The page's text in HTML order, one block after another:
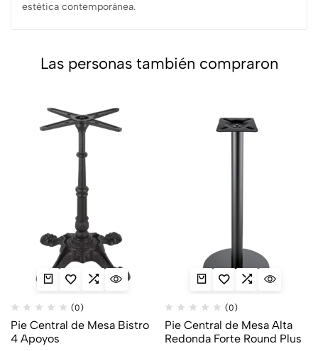
estética contemporánea.
Las personas también compraron
(0)
Pie Central de Mesa Bistro
4 Apoyos
(0)
Pie Central de Mesa Alta
Redonda Forte Round Plus